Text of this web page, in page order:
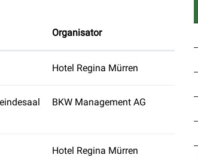
Organisator
Hotel Regina Mürren
BKW Management AG
Hotel Regina Mürren